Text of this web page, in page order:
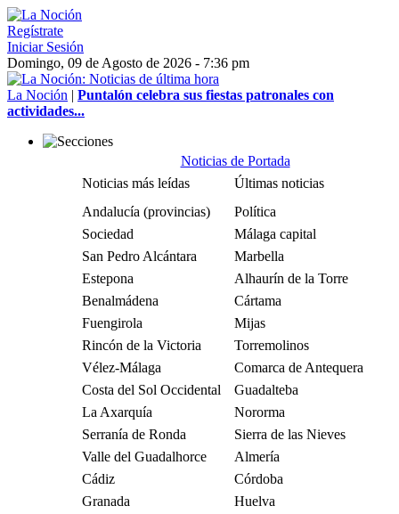
Regístrate
Iniciar Sesión
Domingo, 09 de Agosto de 2026 - 7:36 pm
La Noción | Puntalón celebra sus fiestas patronales con
actividades...
Noticias de Portada
Noticias más leídas
Últimas noticias
Andalucía (provincias)
Política
Sociedad
Málaga capital
San Pedro Alcántara
Marbella
Estepona
Alhaurín de la Torre
Benalmádena
Cártama
Fuengirola
Mijas
Rincón de la Victoria
Torremolinos
Vélez-Málaga
Comarca de Antequera
Costa del Sol Occidental
Guadalteba
La Axarquía
Nororma
Serranía de Ronda
Sierra de las Nieves
Valle del Guadalhorce
Almería
Cádiz
Córdoba
Granada
Huelva